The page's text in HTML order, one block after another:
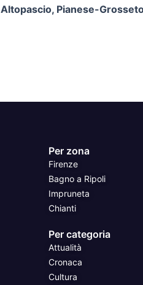
Pianese-
Per zona
Firenze
Bagno a Ripoli
Impruneta
Chianti
Per categoria
Attualità
Cronaca
Cultura